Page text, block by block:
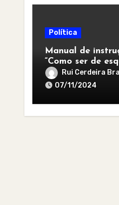
Política
Manual de
“Como ser de
pós-apocalipse”
Rui Cerdeira
07/11/2024